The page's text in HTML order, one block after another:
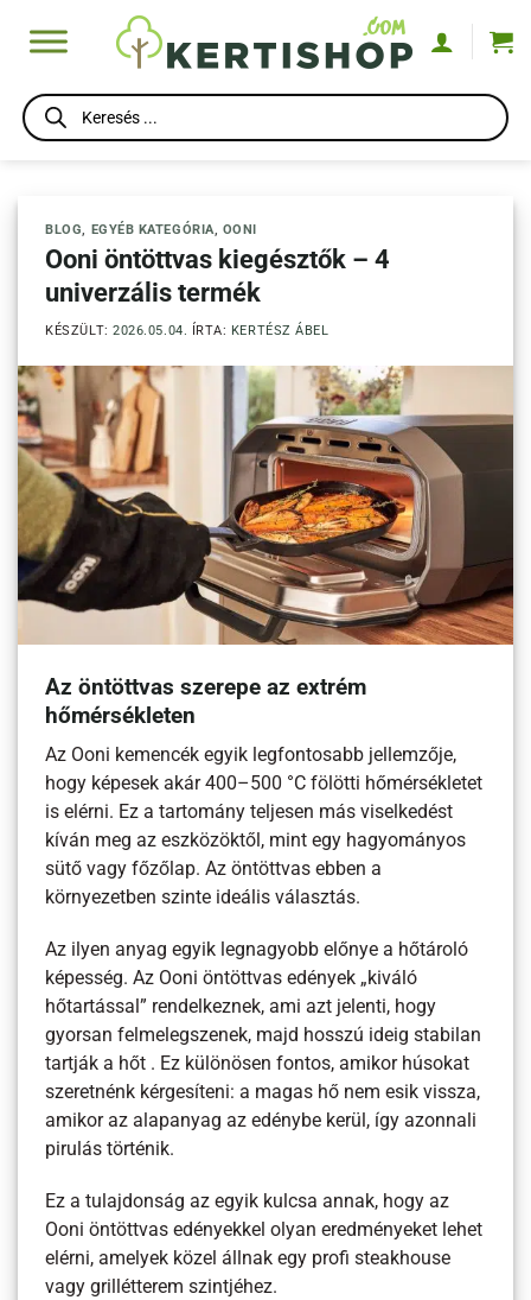
Products
search
BLOG, EGYÉB KATEGÓRIA, OONI
Ooni öntöttvas kiegésztők – 4
univerzális termék
KÉSZÜLT:2026.05.04. ÍRTA: KERTÉSZ ÁBEL
Az öntöttvas szerepe az extrém
hőmérsékleten
Az Ooni kemencék egyik legfontosabb jellemzője,
hogy képesek akár 400–500 °C fölötti hőmérsékletet
is elérni. Ez a tartomány teljesen más viselkedést
kíván meg az eszközöktől, mint egy hagyományos
sütő vagy főzőlap. Az öntöttvas ebben a
környezetben szinte ideális választás.
Az ilyen anyag egyik legnagyobb előnye a hőtároló
képesség. Az Ooni öntöttvas edények „kiváló
hőtartással” rendelkeznek, ami azt jelenti, hogy
gyorsan felmelegszenek, majd hosszú ideig stabilan
tartják a hőt . Ez különösen fontos, amikor húsokat
szeretnénk kérgesíteni: a magas hő nem esik vissza,
amikor az alapanyag az edénybe kerül, így azonnali
pirulás történik.
Ez a tulajdonság az egyik kulcsa annak, hogy az
Ooni öntöttvas edényekkel olyan eredményeket lehet
elérni, amelyek közel állnak egy profi steakhouse
vagy grillétterem szintjéhez.